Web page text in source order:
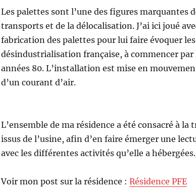
Les palettes sont l’une des figures marquantes
transports et de la délocalisation. J’ai ici joué
fabrication des palettes pour lui faire évoquer les
désindustrialisation française, à commencer
années 80. L’installation est mise en
d’un courant d’air.
L’ensemble de ma résidence a été consacré à
issus de l’usine, afin d’en faire émerger une
avec les différentes activités qu’elle a hébergées.
Voir mon post sur la résidence : Résidence PFE